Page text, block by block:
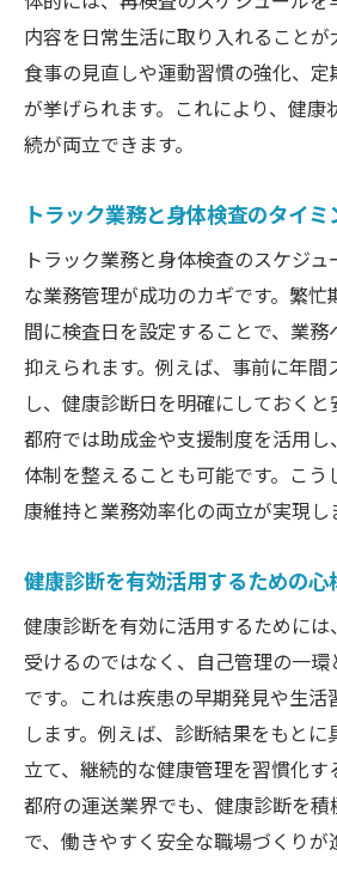
内容を日常生活に取り入れることが
食事の見直しや運動習慣の強化、
が挙げられます。これにより、健康
続が両立できます。
トラック業務と身体検査のタイ
トラック業務と身体検査のスケジ
な業務管理が成功のカギです。繁忙
間に検査日を設定することで、業
抑えられます。例えば、事前に年間
し、健康診断日を明確にしておく
都府では助成金や支援制度を活用
体制を整えることも可能です。こう
康維持と業務効率化の両立が実現し
健康診断を有効活用するための心
健康診断を有効に活用するために
受けるのではなく、自己管理の一
です。これは疾患の早期発見や生活
します。例えば、診断結果をもとに
立て、継続的な健康管理を習慣化す
都府の運送業界でも、健康診断を積
で、働きやすく安全な職場づくりが